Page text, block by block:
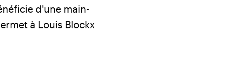
d'une main-
à Louis Blockx